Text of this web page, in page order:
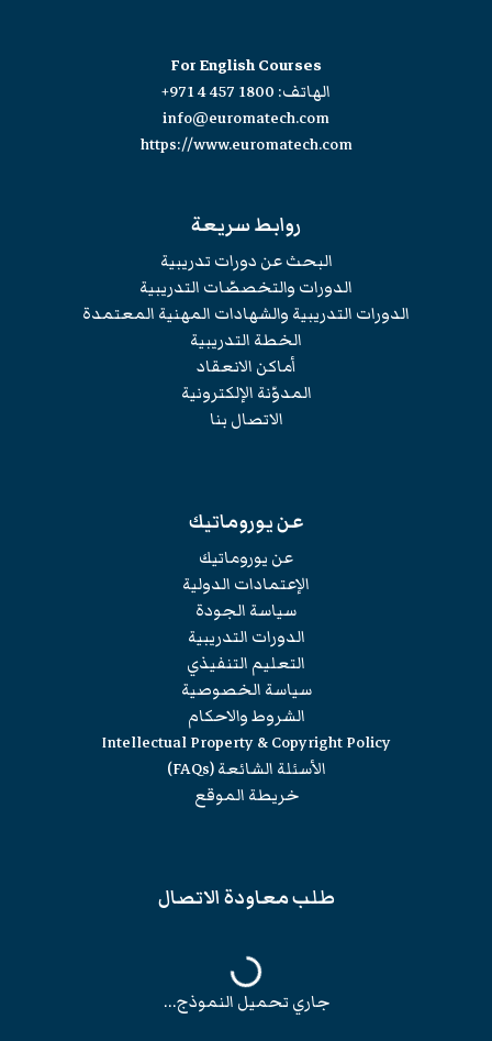
For English Courses
الهاتف: +971 4 457 1800
info@euromatech.com
https://www.euromatech.com
روابط سريعة
البحث عن دورات تدريبية
الدورات والتخصصّات التدريبية
الدورات التدريبية والشهادات المهنية المعتمدة
الخطة التدريبية
أماكن الانعقاد
المدوّنة الإلكترونية
الاتصال بنا
عن يوروماتيك
عن يوروماتيك
الإعتمادات الدولية
سياسة الجودة
الدورات التدريبية
التعليم التنفيذي
سياسة الخصوصية
الشروط والاحكام
Intellectual Property & Copyright Policy
الأسئلة الشائعة (FAQs)
خريطة الموقع
طلب معاودة الاتصال
جاري تحميل النموذج...